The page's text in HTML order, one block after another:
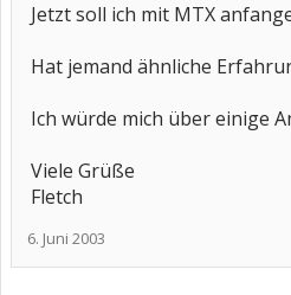
Jetzt soll ich mit MTX
Hat jemand ähnliche
Ich würde mich über einige
Viele Grüße
Fletch
6. Juni 2003